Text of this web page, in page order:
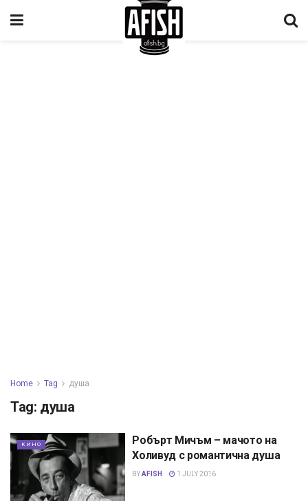
Home Tag душа
Tag: душа
КИНО
Робърт Мичъм – мачото на
Холивуд с романтична душа
BYAFISH 1 JULY 2016